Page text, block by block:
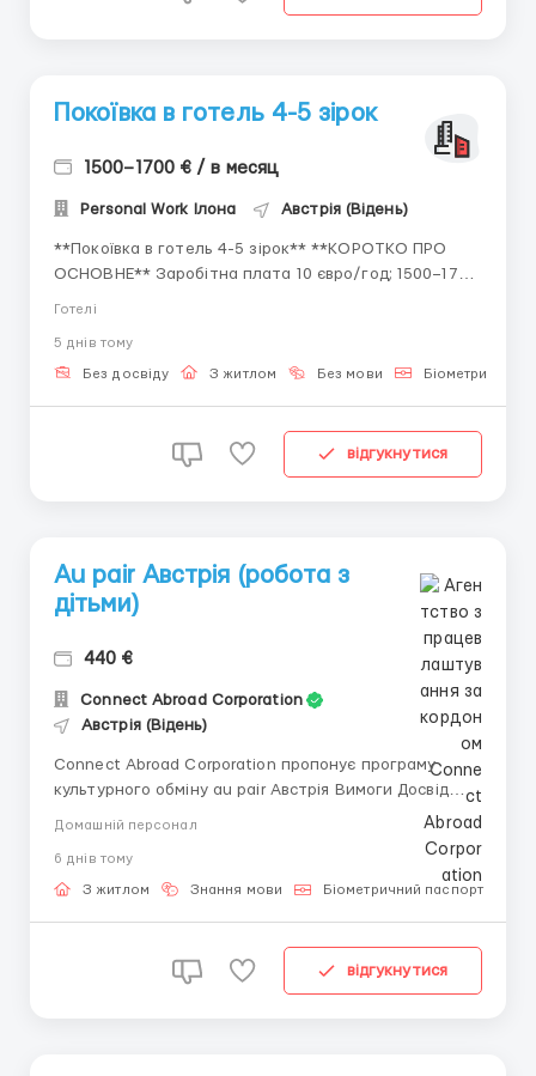
Покоївка в готель 4-5 зірок
1500–1700 € / в месяц
Personal Work Ілона Австрія (Відень)
**Покоївка в готель 4-5 зірок** **КОРОТКО ПРО
ОСНОВНЕ** Заробітна плата 10 євро/год; 1500–1700
віза, біо+укр песель, біо Офіційне
працевлаштування; м.Відень, Авс...
Готелі
5 днiв тому
Без досвіду З житлом Без мови Біометричний
відгукнутися
Au pair Австрія (робота з
дітьми)
440 €
Connect Abroad Corporation
Австрія (Відень)
Connect Abroad Corporation пропонує програму
культурного обміну au pair Австрія Вимоги Досвід
приймаючої родині. Стати на якийсь час старшою
сестрою. Легкі обов'язки по дому. Умови ...
Домашній персонал
6 днiв тому
З житлом Знання мови Біометричний паспорт
відгукнутися